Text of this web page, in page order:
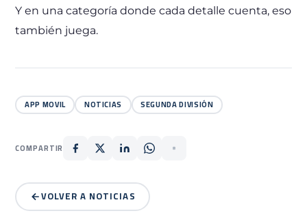
Y en una categoría donde cada detalle cuenta, eso
también juega.
APP MOVIL NOTICIAS SEGUNDA DIVISIÓN
COMPARTIR
VOLVER A NOTICIAS